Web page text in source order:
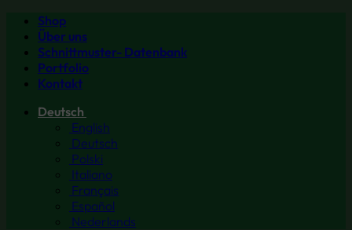
Zum
Inhalt
springen
Shop
Über uns
Schnittmuster- Datenbank
Portfolio
Kontakt
Deutsch
English
Deutsch
Polski
Italiano
Français
Español
Nederlands